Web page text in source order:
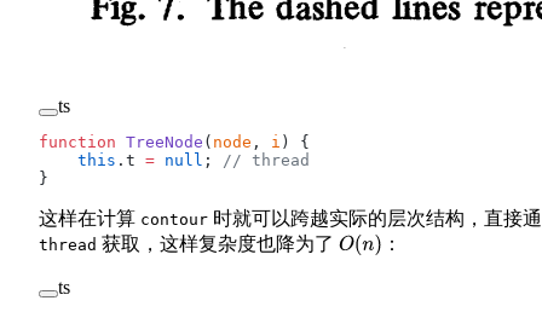
ts
function TreeNode ( node , i ) {
    this
.t = null ;
// thread
}
这样在计算 contour 时就可以跨越实际的层次结构，直接
thread 获取，这样复杂度也降为了 O(n) ：
ts